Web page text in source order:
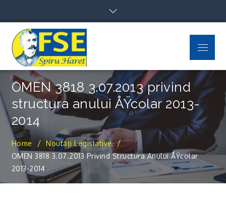
content
FSE Spiru Haret
Menu
OMEN 3818 3.07.2013 privind
structura anului ÅŸcolar 2013-
2014
Home
Noutăți Legislative
OMEN 3818 3.07.2013 Privind Structura Anului ÅŸcolar
2013-2014